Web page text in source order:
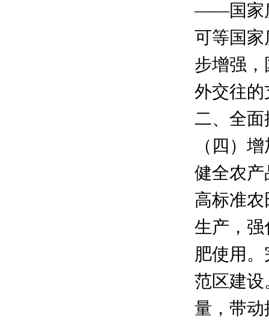
——国家
可等国
步增强
外交往
二、全
（四）
健全农
高标准
生产，
肥使用
范区建
量，带